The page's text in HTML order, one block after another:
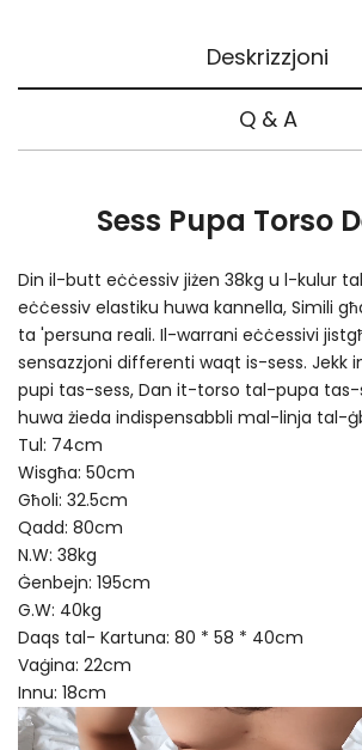
Deskrizzjoni
Q & A
Sess Pupa Torso
Din il-butt eċċessiv jiżen 38kg u l-kulur
eċċessiv elastiku huwa kannella, Simili
ta 'persuna reali. Il-warrani eċċessivi
sensazzjoni differenti waqt is-sess. Jekk
pupi tas-sess, Dan it-torso tal-pupa tas-
huwa żieda indispensabbli mal-linja tal-
Tul: 74cm
Wisgħa: 50cm
Għoli: 32.5cm
Qadd: 80cm
N.W: 38kg
Ġenbejn: 195cm
G.W: 40kg
Daqs tal- Kartuna: 80 * 58 * 40cm
Vaġina: 22cm
Innu: 18cm
Video